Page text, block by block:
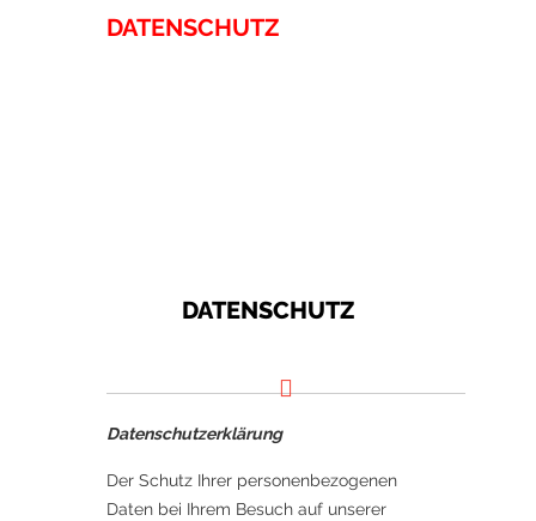
DATENSCHUTZ
DATENSCHUTZ
Datenschutzerklärung
Der Schutz Ihrer personenbezogenen
Daten bei Ihrem Besuch auf unserer